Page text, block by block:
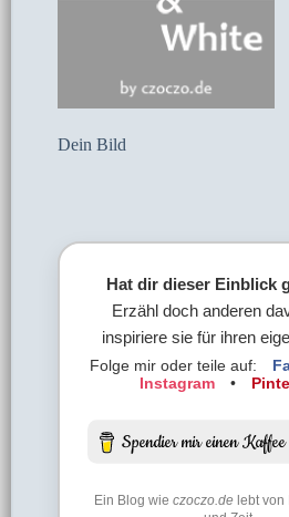
Dein Bild
Hat dir dieser Einblick
Erzähl doch anderen
inspiriere sie für ihren
Folge mir oder teile auf:
Instagram
•
Ein Blog wie czoczo.delebt von